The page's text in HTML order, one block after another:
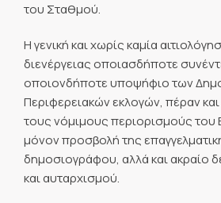
του Σταθμού.
Η γενική και χωρίς καμία
διενέργειας οποιασδήποτε
οποιονδήποτε υποψήφιο των
Περιφερειακών εκλογών, πέραν
τους νόμιμους περιορισμούς του
μόνον προσβολή της
δημοσιογράφου, αλλά και ακραίο
και αυταρχισμού.